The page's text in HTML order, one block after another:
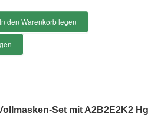
In den Warenkorb legen
Set mit A2B2E2K2 Hg